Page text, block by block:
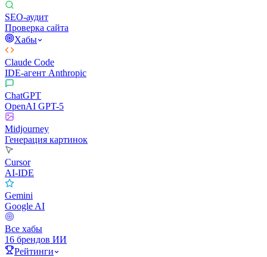
SEO-аудит
Проверка сайта
Хабы
Claude Code
IDE-агент Anthropic
ChatGPT
OpenAI GPT-5
Midjourney
Генерация картинок
Cursor
AI-IDE
Gemini
Google AI
Все хабы
16 брендов ИИ
Рейтинги